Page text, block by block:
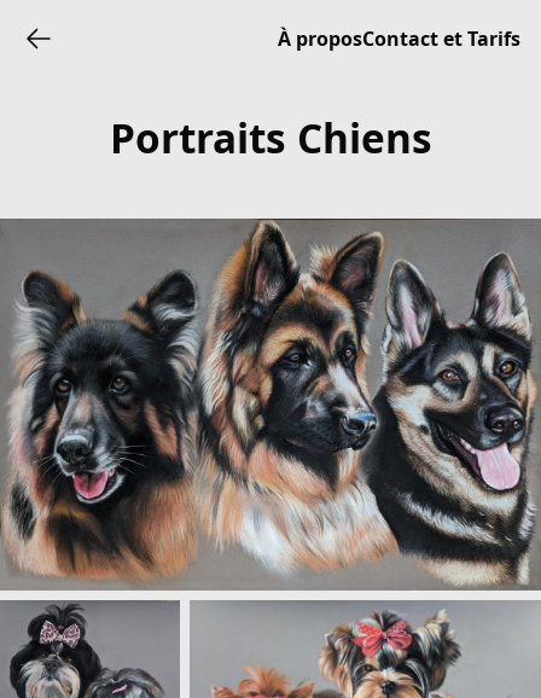
À proposContact et Tarifs
Portraits Chiens